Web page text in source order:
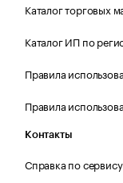
Каталог торговых
Каталог ИП по
Правила
Правила
Контакты
Справка по сервису